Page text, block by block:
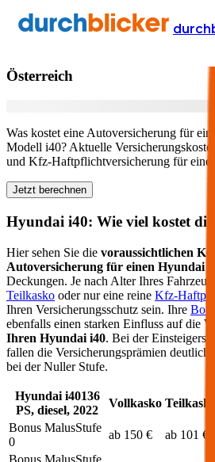
Versicherung Autoversicherung
Österreich
Was kostet eine Autoversicherung für
Modell i40? Aktuelle
und Kfz-Haftpflichtversicherung für einen
Jetzt berechnen
Hyundai i40: Wie viel kostet
Hier sehen Sie die voraussichtlichen
Autoversicherung für einen Hyundai
Deckungen. Je nach Alter Ihres
Teilkasko oder nur eine reine Kfz-
Ihren Versicherungsschutz sein. Ihre
ebenfalls einen starken Einfluss auf die
Ihren Hyundai i40. Bei der
fallen die Versicherungsprämien deutlich
bei der Nuller Stufe.
Hyundai i40136
PS, diesel, 2022
Vollkasko Teilkasko
Bonus MalusStufe
0
ab 150 € ab 101 €
Bonus MalusStufe